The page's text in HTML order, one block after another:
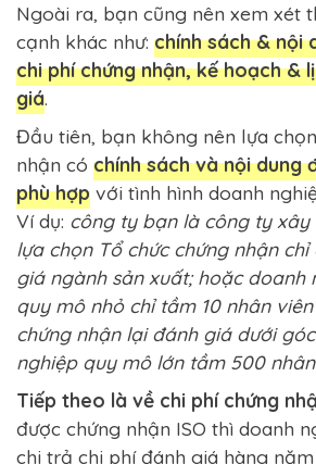
Ngoài ra, bạn cũng nên xem xét
cạnh khác như: chính sách & nội
chi phí chứng nhận, kế hoạch &
giá.
Đầu tiên, bạn không nên lựa
nhận có chính sách và nội dung
phù hợp với tình hình doanh
Ví dụ: công ty bạn là công ty xây
lựa chọn Tổ chức chứng nhận
giá ngành sản xuất; hoặc doanh
quy mô nhỏ chỉ tầm 10 nhân
chứng nhận lại đánh giá dưới
nghiệp quy mô lớn tầm 500
Tiếp theo là về chi phí chứng
được chứng nhận ISO thì doanh
chi trả chi phí đánh giá hàng